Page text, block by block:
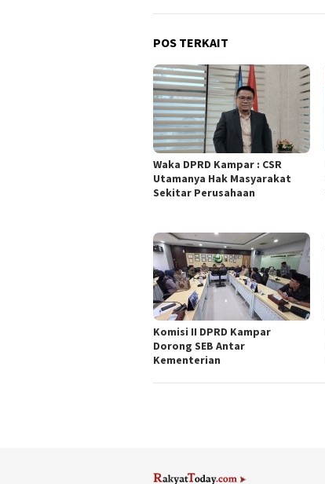
POS TERKAIT
Waka DPRD Kampar : CSR
Utamanya Hak Masyarakat
Sekitar Perusahaan
Komisi II DPRD Kampar
Dorong SEB Antar
Kementerian